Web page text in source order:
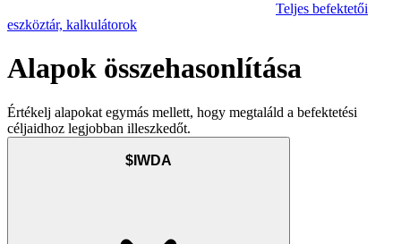
Teljes befektetői
eszköztár, kalkulátorok
Alapok összehasonlítása
Értékelj alapokat egymás mellett, hogy megtaláld a befektetési
céljaidhoz legjobban illeszkedőt.
$IWDA